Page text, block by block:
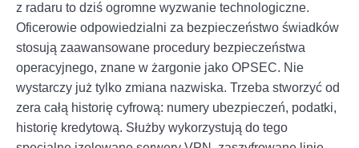
z radaru to dziś ogromne wyzwanie technologiczne.
Oficerowie odpowiedzialni za bezpieczeństwo świadków
stosują zaawansowane procedury bezpieczeństwa
operacyjnego, znane w żargonie jako OPSEC. Nie
wystarczy już tylko zmiana nazwiska. Trzeba stworzyć od
zera całą historię cyfrową: numery ubezpieczeń, podatki,
historię kredytową. Służby wykorzystują do tego